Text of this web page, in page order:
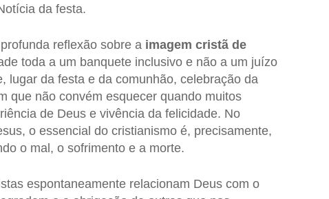
da festa.
reflexão sobre a imagem cristã de
toda a um banquete inclusivo e não a um juízo
lugar da festa e da comunhão, celebração da
que não convém esquecer quando muitos
de Deus e vivência da felicidade. No
o essencial do cristianismo é, precisamente,
o mal, o sofrimento e a morte.
espontaneamente relacionam Deus com o